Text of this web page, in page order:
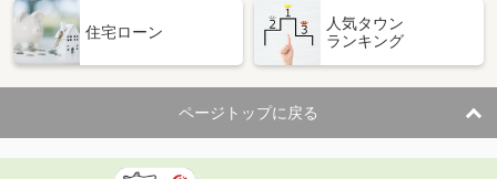
住 所
京都府京都市下京区七条御所ノ内中町
専有面積 30m²
間取り
1K
京都府京都市右京区西院東淳和院町
住宅ローン
人気タウン
ランキング
ページトップに戻る